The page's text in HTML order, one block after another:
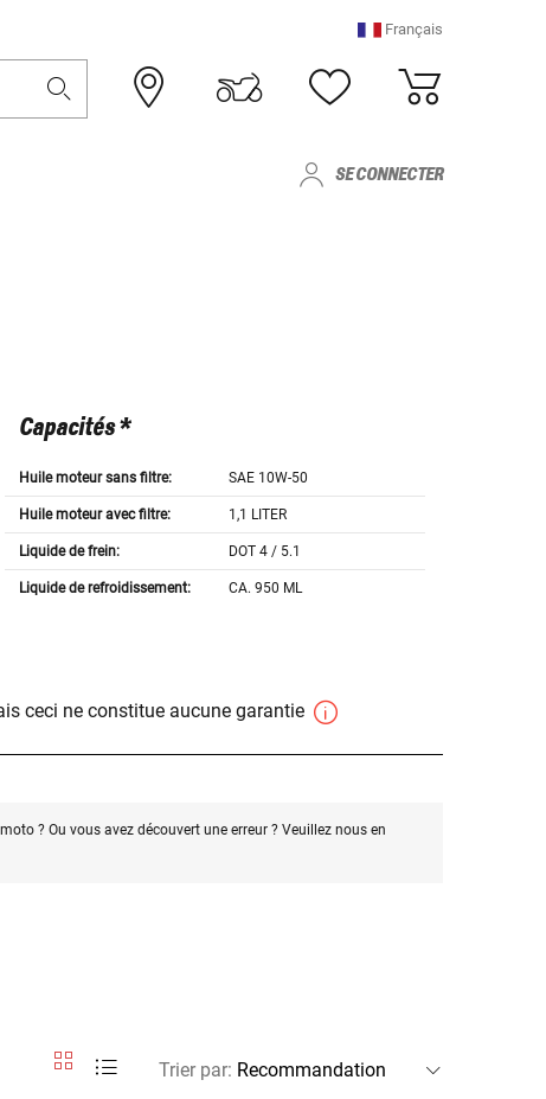
Français
SE CONNECTER
Capacités *
Huile moteur sans filtre: SAE 10W-50
Huile moteur avec filtre: 1,1 LITER
Liquide de frein: DOT 4 / 5.1
Liquide de refroidissement: CA. 950 ML
ceci ne constitue aucune garantie
? Ou vous avez découvert une erreur ? Veuillez nous en
Trier par: